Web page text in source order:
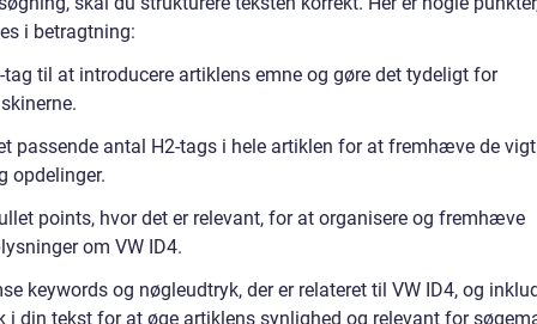
i betragtning:
tag til at introducere artiklens emne og gøre det tydeligt for
passende antal H2-tags i hele artiklen for at fremhæve de
opdelinger.
points, hvor det er relevant, for at organisere og fremhæve
om VW ID4.
keywords og nøgleudtryk, der er relateret til VW ID4, og
i din tekst for at øge artiklens synlighed og relevant for